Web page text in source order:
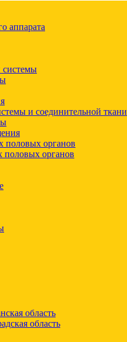
аппарата
системы
и соединительной ткани
половых органов
половых органов
область
область